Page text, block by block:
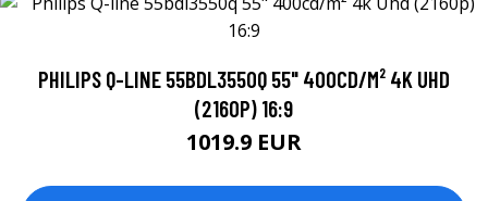
PHILIPS Q-LINE 55BDL3550Q 55" 400CD/M² 4K UHD
(2160P) 16:9
1019.9 EUR